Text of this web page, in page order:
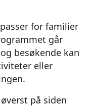
for familier
går
besøkende kan
eller
øverst på siden